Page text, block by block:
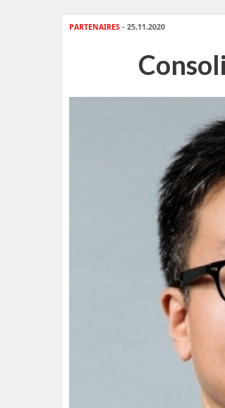
PARTENAIRES - 25.11.2020